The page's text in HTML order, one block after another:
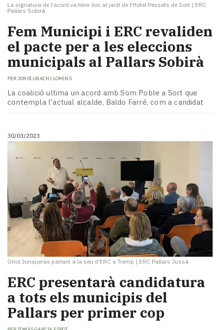
La signatura de l'acord va tenir lloc al jardí de l'Hotel Pessets de Sort | ERC
Pallars Sobirà
Fem Municipi i ERC revaliden
el pacte per a les eleccions
municipals al Pallars Sobirà
PER JORDI UBACH LLORENS
La coalició ultima un acord amb Som Poble a Sort que
contempla l'actual alcalde, Baldo Farré, com a candidat
30/03/2023
Oriol Junqueras parlant a la seu d'ERC a Tremp | ERC Pallars Jussà
ERC presentarà candidatura
a tots els municipis del
Pallars per primer cop